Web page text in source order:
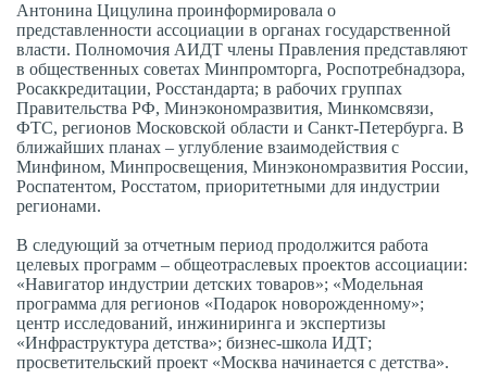
Антонина Цицулина проинформировала о
представленности ассоциации в органах государственной
власти. Полномочия АИДТ члены Правления представляют
в общественных советах Минпромторга, Роспотребнадзора,
Росаккредитации, Росстандарта; в рабочих группах
Правительства РФ, Минэкономразвития, Минкомсвязи,
ФТС, регионов Московской области и Санкт-Петербурга. В
ближайших планах – углубление взаимодействия с
Минфином, Минпросвещения, Минэкономразвития России,
Роспатентом, Росстатом, приоритетными для индустрии
регионами.
В следующий за отчетным период продолжится работа
целевых программ – общеотраслевых проектов ассоциации:
«Навигатор индустрии детских товаров»; «Модельная
программа для регионов «Подарок новорожденному»;
центр исследований, инжиниринга и экспертизы
«Инфраструктура детства»; бизнес-школа ИДТ;
просветительский проект «Москва начинается с детства».